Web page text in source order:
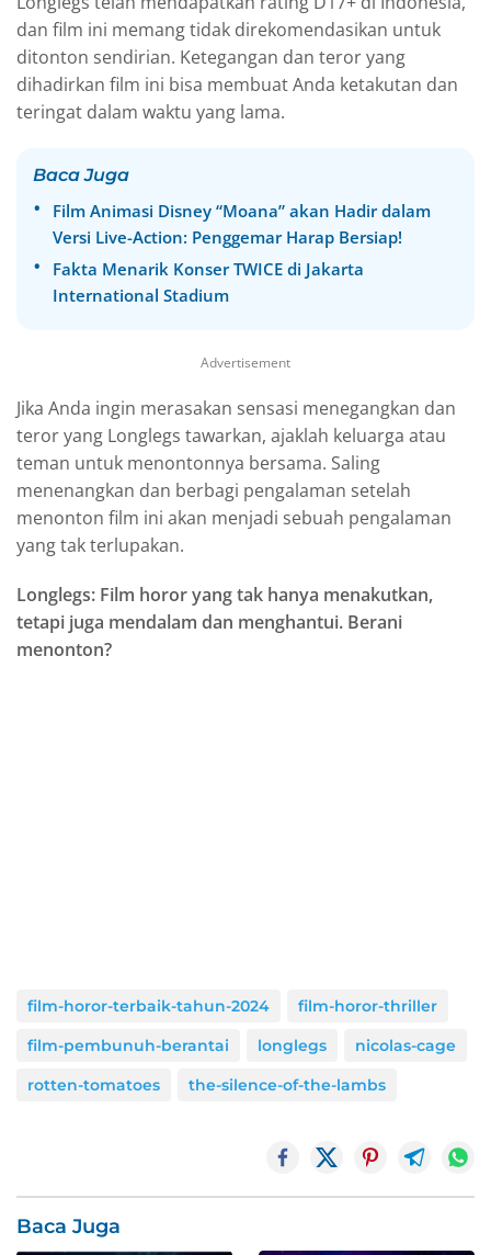
dan film ini memang tidak direkomendasikan untuk
ditonton sendirian. Ketegangan dan teror yang
dihadirkan film ini bisa membuat Anda ketakutan dan
teringat dalam waktu yang lama.
Baca Juga
Film Animasi Disney “Moana” akan Hadir dalam
Versi Live-Action: Penggemar Harap Bersiap!
Fakta Menarik Konser TWICE di Jakarta
International Stadium
Advertisement
Jika Anda ingin merasakan sensasi menegangkan dan
teror yang Longlegs tawarkan, ajaklah keluarga atau
teman untuk menontonnya bersama. Saling
menenangkan dan berbagi pengalaman setelah
menonton film ini akan menjadi sebuah pengalaman
yang tak terlupakan.
Longlegs: Film horor yang tak hanya menakutkan,
tetapi juga mendalam dan menghantui. Berani
menonton?
film-horor-terbaik-tahun-2024
film-horor-thriller
film-pembunuh-berantai
longlegs
nicolas-cage
rotten-tomatoes
the-silence-of-the-lambs
Baca Juga